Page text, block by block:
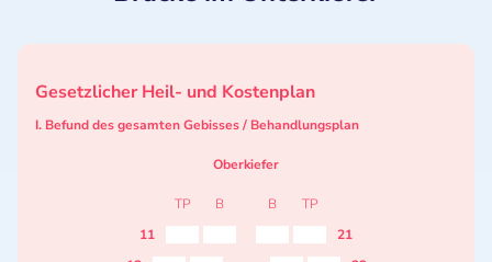
Gesetzlicher Heil- und Kostenplan
I. Befund des gesamten Gebisses / Behandlungsplan
Oberkiefer
TP B B
TP
11
21